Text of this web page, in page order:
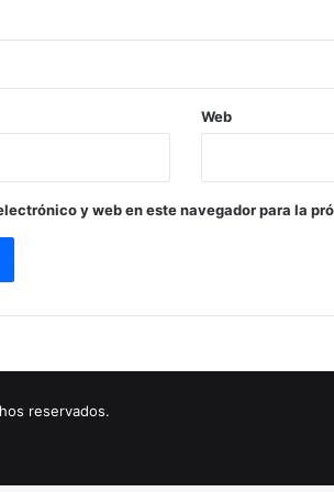
Web
y web en este navegador para la
reservados.